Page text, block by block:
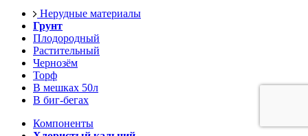
Нерудные материалы
Грунт
Плодородный
Растительный
Чернозём
Торф
В мешках 50л
В биг-бегах
Компоненты